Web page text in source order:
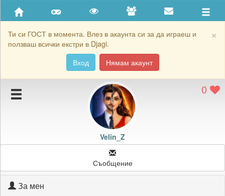
×
Ти си ГОСТ в момента. Влез в акаунта си за да играеш и
ползваш всички екстри в Djagi.
Вход
Нямам акаунт
Приятели
Хронология на игри
Подаръците на Velin_Z
Картичките на Velin_Z
0
Velin_Z
Съобщение
За мен